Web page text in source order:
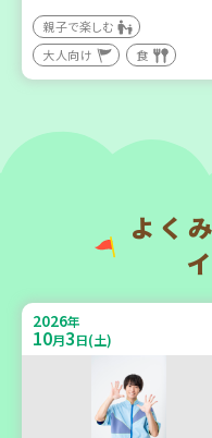
神戸市東灘区
（第4木曜日に開催）
10月6日(火)
親子で楽しむ
大人向け
食
よく
2026年
10月3日(土)